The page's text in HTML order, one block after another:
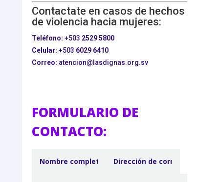
Contactate en casos de hechos
de violencia hacia mujeres:
Teléfono: +503 2529 5800
Celular: +503 6029 6410
Correo: atencion@lasdignas.org.sv
FORMULARIO DE
CONTACTO: